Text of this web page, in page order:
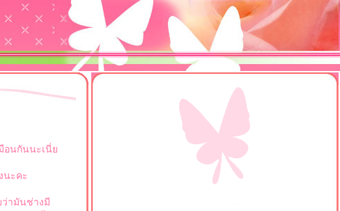
มือนกันนะเนี่
นะคะ
ว่ามันช่างมี